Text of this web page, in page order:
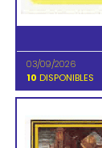
03/09/2026
10 DISPONIBLES